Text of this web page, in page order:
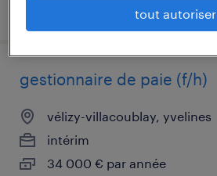
gestionnaire de paie (f/h)
vélizy-villacoublay, yvelines
intérim
34 000 € par année
tout autoriser